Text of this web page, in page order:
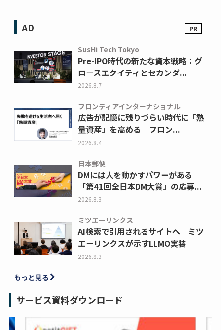
AD
SusHi Tech Tokyo
Pre-IPO時代の新たな資本戦略：グ
ロースエクイティとセカンダ...
2026.8.7
フロンティアインターナショナル
広告が記憶に残りづらい時代に「熱
量資産」を高める フロン...
2026.8.4
日本郵便
DMには人を動かすパワーがある
「第41回全日本DM大賞」の応募...
2026.8.3
ミツエーリンクス
AI検索で引用されるサイトへ ミツ
エーリンクスが示すLLMO実装
2026.8.3
もっと見る
サービス資料ダウンロード